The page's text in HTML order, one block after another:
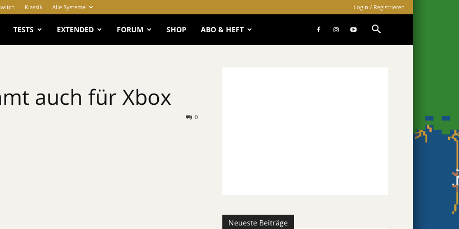
Klassik Alle Systeme Login / Registrieren
TESTS EXTENDED FORUM SHOP ABO & HEFT
auch für Xbox
0
Neueste Beiträge